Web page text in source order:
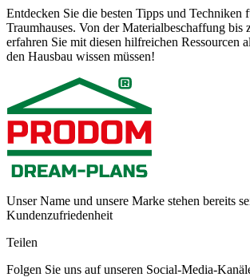
Entdecken Sie die besten Tipps und Techniken
Traumhauses. Von der Materialbeschaffung bis
erfahren Sie mit diesen hilfreichen Ressourcen
den Hausbau wissen müssen!
Unser Name und unsere Marke stehen bereits
Kundenzufriedenheit
Teilen
Folgen Sie uns auf unseren Social-Media-